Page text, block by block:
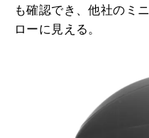
も確認でき、他社のミ
ローに見える。